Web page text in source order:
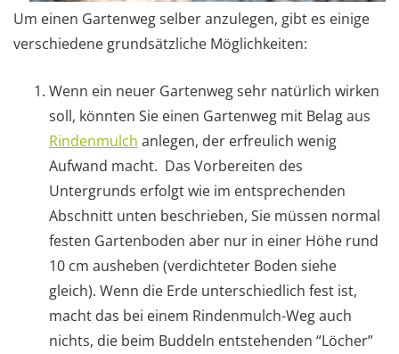
Um einen Gartenweg selber anzulegen, gibt es einige
verschiedene grundsätzliche Möglichkeiten:
Wenn ein neuer Gartenweg sehr natürlich wirken
soll, könnten Sie einen Gartenweg mit Belag aus
Rindenmulch anlegen, der erfreulich wenig
Aufwand macht. Das Vorbereiten des
Untergrunds erfolgt wie im entsprechenden
Abschnitt unten beschrieben, Sie müssen normal
festen Gartenboden aber nur in einer Höhe rund
10 cm ausheben (verdichteter Boden siehe
gleich). Wenn die Erde unterschiedlich fest ist,
macht das bei einem Rindenmulch-Weg auch
nichts, die beim Buddeln entstehenden “Löcher”